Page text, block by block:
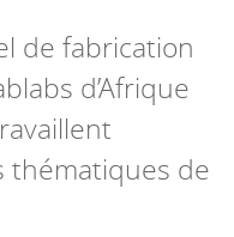
de fabrication
d’Afrique
thématiques de